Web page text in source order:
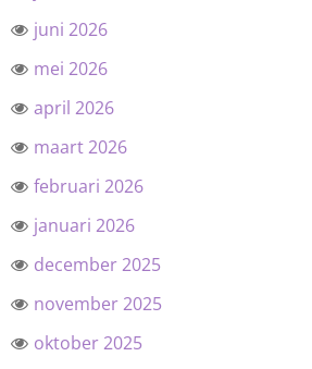
juni 2026
mei 2026
april 2026
maart 2026
februari 2026
januari 2026
december 2025
november 2025
oktober 2025